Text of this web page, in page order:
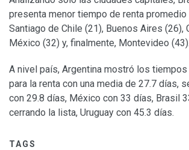
presenta menor tiempo de renta
Santiago de Chile (21), Buenos Aires (26),
México (32) y, finalmente, Montevideo (43).
A nivel país, Argentina mostró los
para la renta con una media de 27.7 días,
con 29.8 días, México con 33 días, Brasil
cerrando la lista, Uruguay con 45.3 días.
TAGS